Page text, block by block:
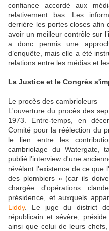
confiance accordé aux
relativement bas. Les
derrière les portes closes afin
avoir un meilleur contrôle sur
a donc permis une
d’enquête, mais elle a été
relations entre les médias et
La Justice et le Congrès
Le procès des cambrioleurs
L'ouverture du procès des
1973. Entre-temps, en
Comité pour la réélection du
le lien entre les
cambriolage du Watergate,
publié l'interview d'une
révélant l'existence de ce que
des plombiers » (car ils
chargée d'opérations
présidence, et auxquels
Liddy. Le juge du district
républicain et sévère,
ainsi que celui de leurs chefs,